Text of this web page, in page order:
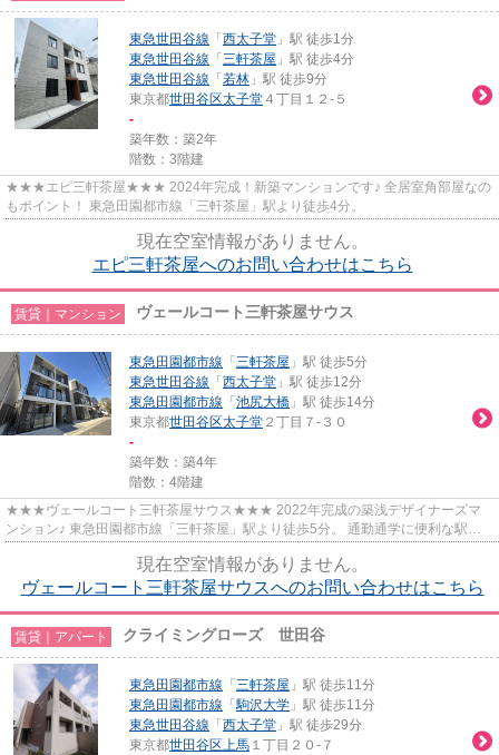
東急世田谷線 「 西太子堂 」駅 徒歩1分
東急世田谷線 「 三軒茶屋 」駅 徒歩4分
東急世田谷線 「 若林 」駅 徒歩9分
東京都世田谷区太子堂 ４丁目１２-５
-
築年数：築2年
階数：3階建
★★★エピ三軒茶屋★★★ 2024年完成！新築マンションです♪ 全居室角部屋なの
もポイント！ 東急田園都市線「三軒茶屋」駅より徒歩4分。
現在空室情報がありません。
エピ三軒茶屋へのお問い合わせはこちら
賃貸｜マンション ヴェールコート三軒茶屋サウス
東急田園都市線 「 三軒茶屋 」駅 徒歩5分
東急世田谷線 「 西太子堂 」駅 徒歩12分
東急田園都市線 「 池尻大橋 」駅 徒歩14分
東京都世田谷区太子堂 ２丁目７-３０
-
築年数：築4年
階数：4階建
★★★ヴェールコート三軒茶屋サウス★★★ 2022年完成の築浅デザイナーズマ
ンション♪ 東急田園都市線「三軒茶屋」駅より徒歩5分。 通勤通学に便利な駅近
現在空室情報がありません。
ヴェールコート三軒茶屋サウスへのお問い合わせはこちら
賃貸｜アパート クライミングローズ 世田谷
東急田園都市線 「 三軒茶屋 」駅 徒歩11分
東急田園都市線 「駒沢大学 」駅 徒歩11分
東急世田谷線 「 西太子堂 」駅 徒歩29分
東京都世田谷区上馬 １丁目２０-７